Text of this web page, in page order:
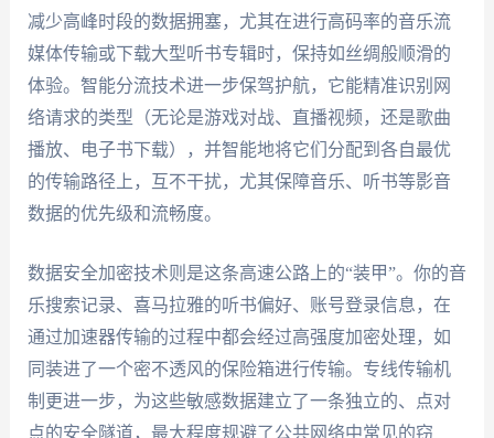
减少高峰时段的数据拥塞，尤其在进行高码率的音乐流
媒体传输或下载大型听书专辑时，保持如丝绸般顺滑的
体验。智能分流技术进一步保驾护航，它能精准识别网
络请求的类型（无论是游戏对战、直播视频，还是歌曲
播放、电子书下载），并智能地将它们分配到各自最优
的传输路径上，互不干扰，尤其保障音乐、听书等影音
数据的优先级和流畅度。
数据安全加密技术则是这条高速公路上的“装甲”。你的音
乐搜索记录、喜马拉雅的听书偏好、账号登录信息，在
通过加速器传输的过程中都会经过高强度加密处理，如
同装进了一个密不透风的保险箱进行传输。专线传输机
制更进一步，为这些敏感数据建立了一条独立的、点对
点的安全隧道，最大程度规避了公共网络中常见的窃